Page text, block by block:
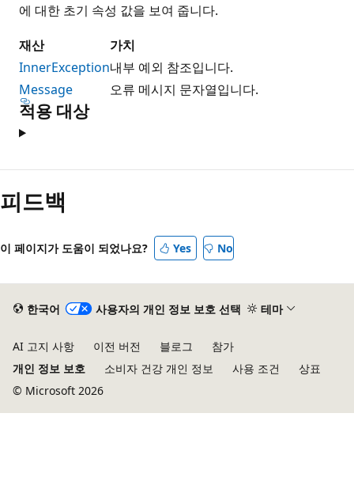
에 대한 초기 속성 값을 보여 줍니다.
재산
가치
InnerException내부 예외 참조입니다.
Message
오류 메시지 문자열입니다.
적용 대상
피드백
이 페이지가 도움이 되었나요? Yes No
한국어 사용자의 개인 정보 보호 선택 테마
AI 고지 사항 이전 버전 블로그
참가
개인 정보 보호
소비자 건강 개인 정보 사용 조건
상표
© Microsoft 2026